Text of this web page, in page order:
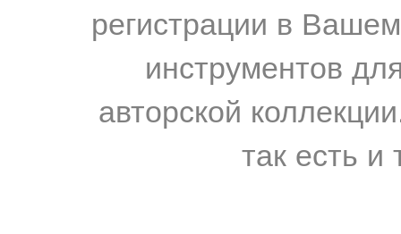
регистрации в
инструментов
авторской
так есть и